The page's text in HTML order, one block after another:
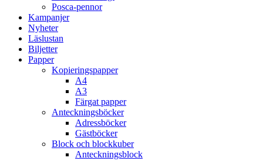
Posca-pennor
Kampanjer
Nyheter
Läslustan
Biljetter
Papper
Kopieringspapper
A4
A3
Färgat papper
Anteckningsböcker
Adressböcker
Gästböcker
Block och blockkuber
Anteckningsblock